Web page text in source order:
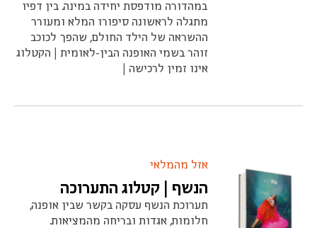
במהדורה מודפסת יחידה במינה. בין דפיו
מתגלה לראשונה סיפורו המלא ומעורר
ההשראה של הילד החולם, שהפך לכוכב
זוהר בשמי האופנה הבין-לאומית | הקטלוג
אינו זמין לרכישה |
אזל מהמלאי
הנשף | קטלוג התערוכה
תערוכת הנשף עסקה בקשר שבין אופנה,
חלומות, אגדות ובריחה מהמציאות.